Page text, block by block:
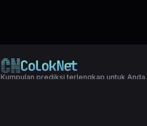
Kumpulan prediksi terlengkap untuk Anda.